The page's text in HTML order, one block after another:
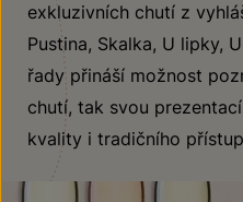
exkluzivních chutí z
Pustina, Skalka, U lipky,
řady přináší možnost
chutí, tak svou
kvality i tradičního